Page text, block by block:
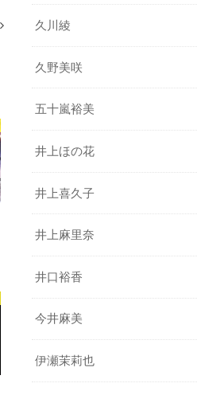
久川綾
久野美咲
五十嵐裕美
井上ほの花
井上喜久子
井上麻里奈
井口裕香
今井麻美
伊瀬茉莉也